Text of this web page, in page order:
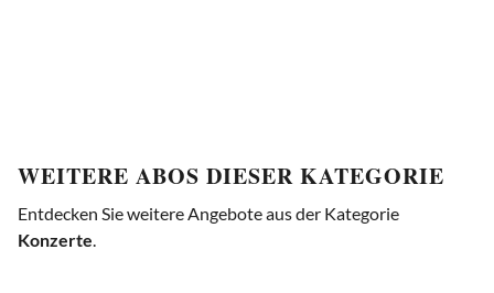
WEITERE ABOS DIESER KATEGORIE
Entdecken Sie weitere Angebote aus der Kategorie
Konzerte.